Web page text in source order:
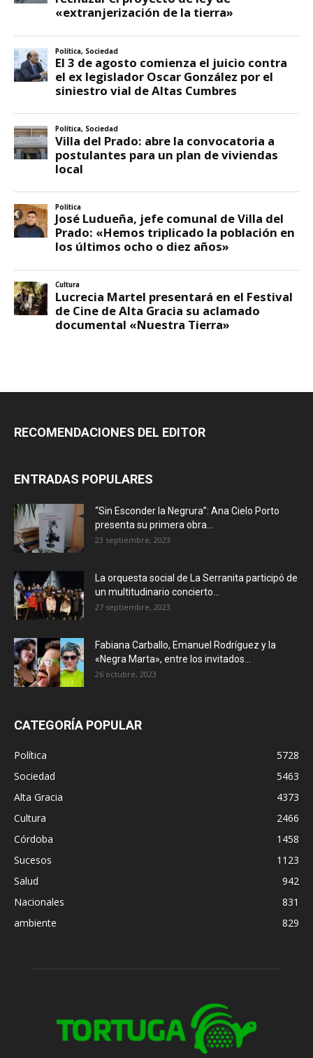
RECOMENDACIONES DEL EDITOR
ENTRADAS POPULARES
“Sin Esconder la Negrura”: Ana Cielo Porto
presenta su primera obra...
23 septiembre, 2023
La orquesta social de La Serranita participó de
un multitudinario concierto...
27 septiembre, 2023
Fabiana Carballo, Emanuel Rodríguez y la
«Negra Marta», entre los invitados...
26 octubre, 2023
CATEGORÍA POPULAR
Política
5728
Sociedad
5463
Alta Gracia
4373
Cultura
2466
Córdoba
1458
Sucesos
1123
Salud
942
Nacionales
831
ambiente
829